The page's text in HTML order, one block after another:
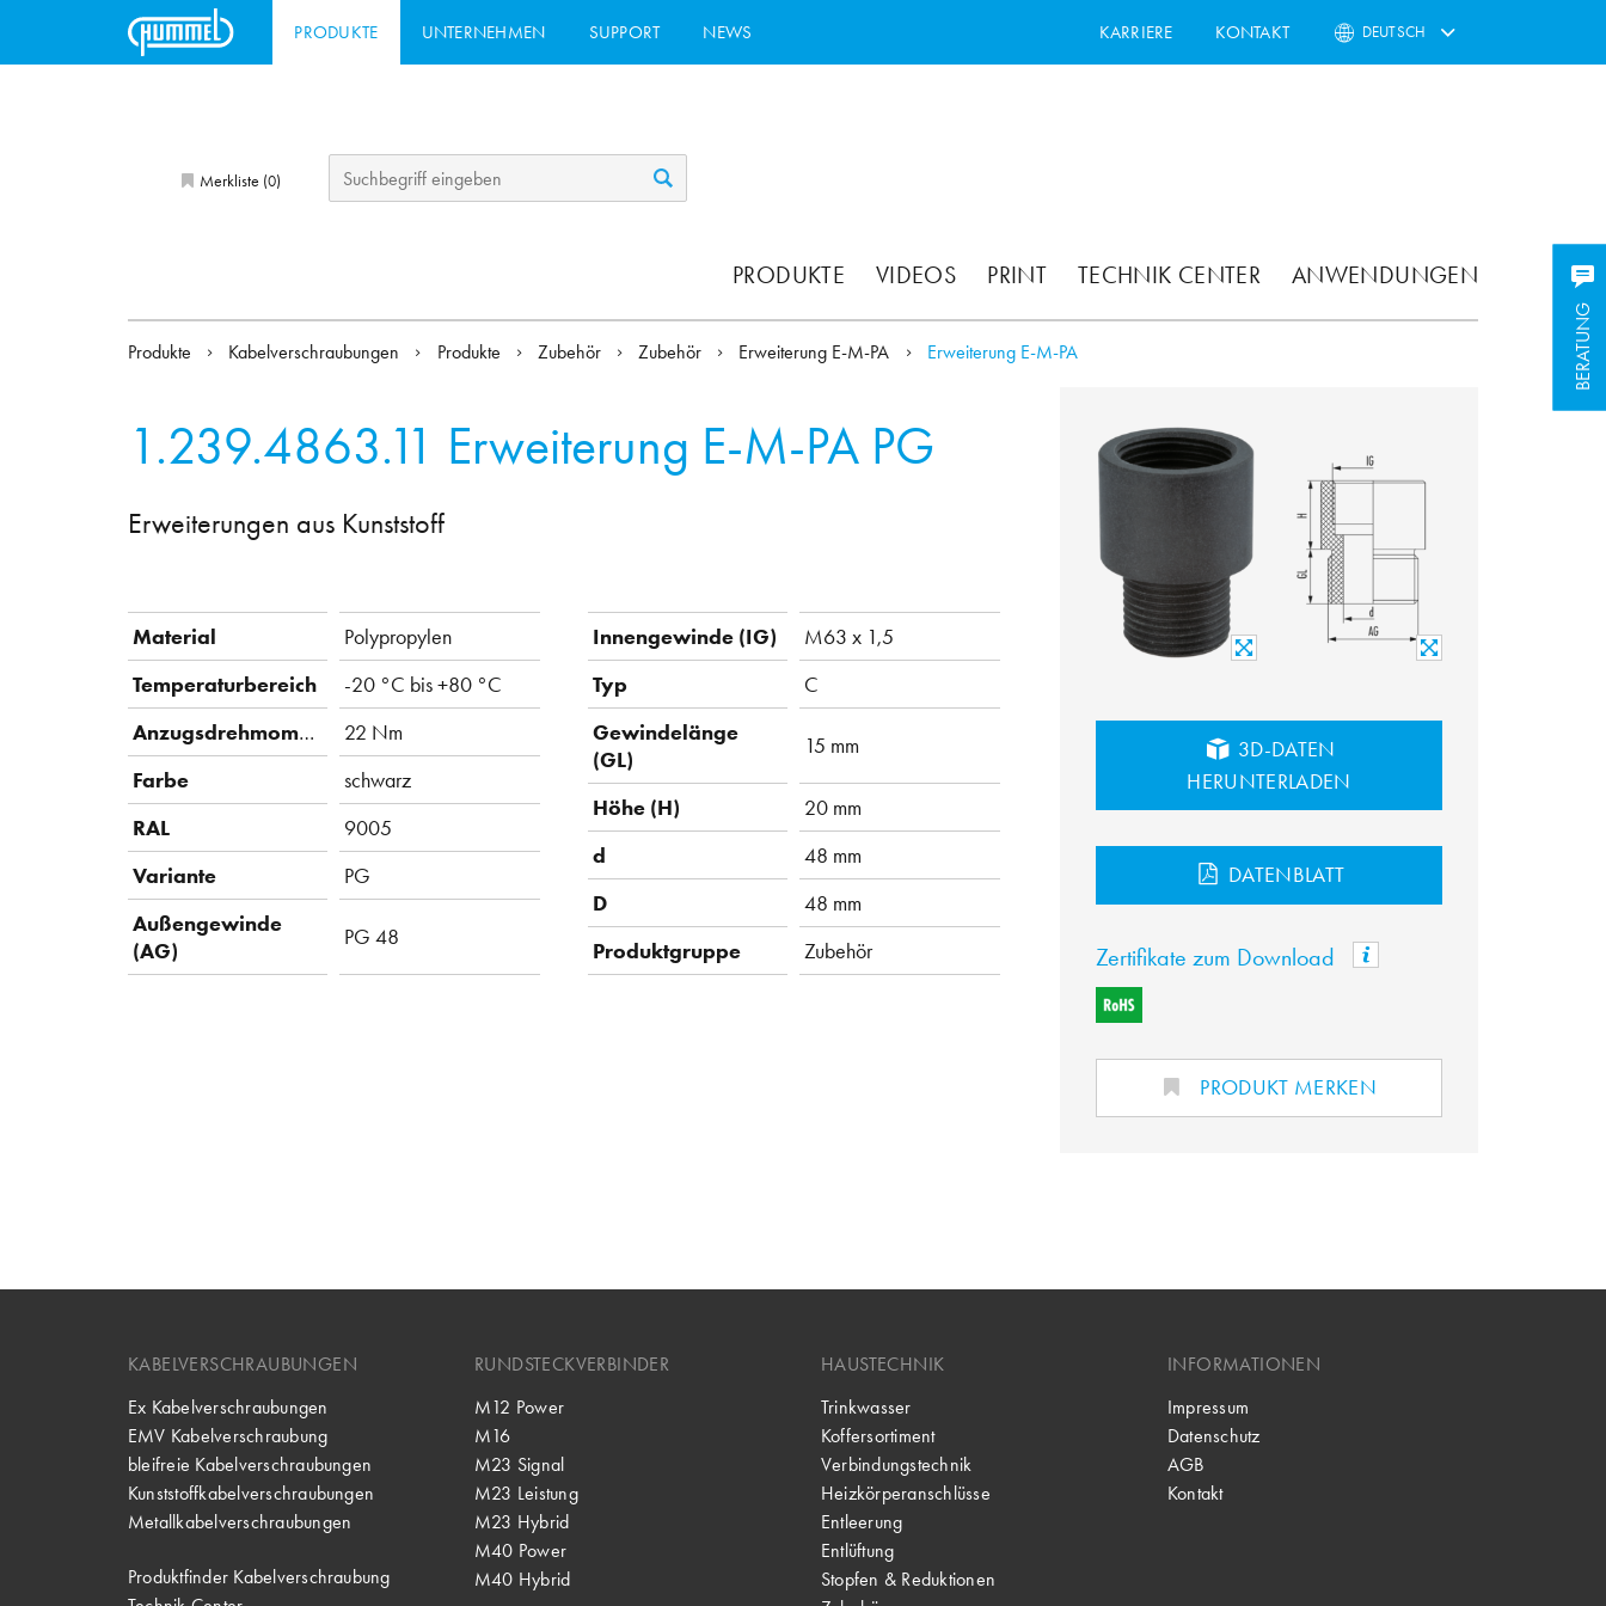
PRODUKTE UNTERNEHMEN SUPPORT NEWS KARRIERE KONTAKT DEUTSCH
Merkliste (0)
PRODUKTE VIDEOS PRINT TECHNIK CENTER ANWENDUNGEN
BERATUNG
BERATUNG
Produkte Kabelverschraubungen Produkte Zubehör Zubehör Erweiterung E-M-PA Erweiterung E-M-PA
1.239.4863.11 Erweiterung E-M-PA PG
Erweiterungen aus Kunststoff
Material
Polypropylen
Temperaturbereich
-20 °C bis +80 °C
Anzugsdrehmoment
22 Nm
Farbe
schwarz
RAL
9005
Variante
PG
Außengewinde
(AG)
PG 48
Innengewinde (IG)
M63 x 1,5
Typ
C
Gewindelänge
(GL)
15 mm
Höhe (H)
20 mm
d
48 mm
D
48 mm
Produktgruppe
Zubehör
3D-DATEN
HERUNTERLADEN
DATENBLATT
Zertifikate zum Download
PRODUKT MERKEN
KABELVERSCHRAUBUNGEN
Ex Kabelverschraubungen
EMV Kabelverschraubung
bleifreie Kabelverschraubungen
Kunststoffkabelverschraubungen
Metallkabelverschraubungen
Produktfinder Kabelverschraubung
RUNDSTECKVERBINDER
M12 Power
M16
M23 Signal
M23 Leistung
M23 Hybrid
M40 Power
M40 Hybrid
HAUSTECHNIK
Trinkwasser
Koffersortiment
Verbindungstechnik
Heizkörperanschlüsse
Entleerung
Entlüftung
Stopfen & Reduktionen
INFORMATIONEN
Impressum
Datenschutz
AGB
Kontakt